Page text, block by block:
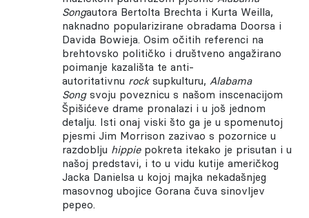
Songautora Bertolta Brechta i Kurta Weilla,
naknadno popularizirane obradama Doorsa i
Davida Bowieja. Osim očitih referenci na
brehtovsko političko i društveno angažirano
poimanje kazališta te anti-
autoritativnu rock supkulturu, Alabama
Songsvoju poveznicu s našom inscenacijom
Špišićeve drame pronalazi i u još jednom
detalju. Isti onaj viski što ga je u spomenutoj
pjesmi Jim Morrison zazivao s pozornice u
razdoblju hippiepokreta itekako je prisutan i u
našoj predstavi, i to u vidu kutije američkog
Jacka Danielsa u kojoj majka nekadašnjeg
masovnog ubojice Gorana čuva sinovljev
pepeo.